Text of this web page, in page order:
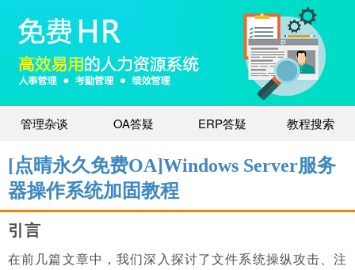
管理杂谈 OA答疑 ERP答疑 教程搜索
[点晴永久免费OA]Windows Server服务
器操作系统加固教程
引言
在前几篇文章中，我们深入探讨了文件系统操纵攻击、注